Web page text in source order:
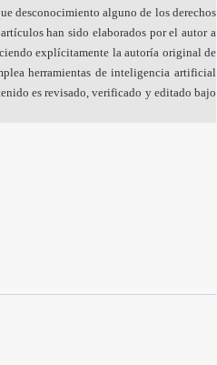
desconocimiento alguno de los derechos
han sido elaborados por el autor a
explícitamente la autoría original de
herramientas de inteligencia artificial
es revisado, verificado y editado bajo